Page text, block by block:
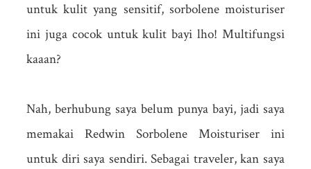
untuk kulit yang sensitif, sorbolene moisturiser
ini juga cocok untuk kulit bayi lho! Multifungsi
kaaan?
Nah, berhubung saya belum punya bayi, jadi saya
memakai Redwin Sorbolene Moisturiser ini
untuk diri saya sendiri. Sebagai traveler, kan saya